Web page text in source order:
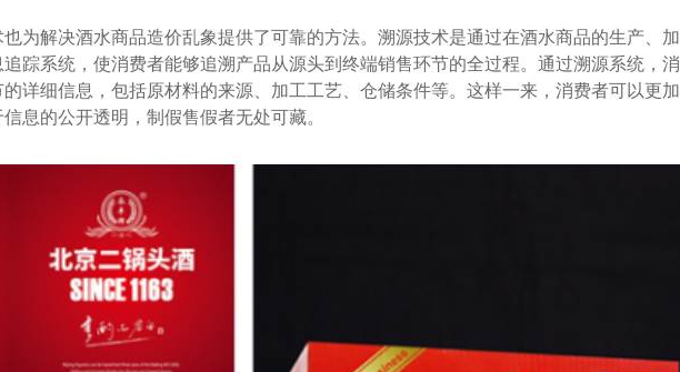
为解决酒水商品造价乱象提供了可靠的方法。溯源技术是通过在酒水商品的生产、加
踪系统，使消费者能够追溯产品从源头到终端销售环节的全过程。通过溯源系统，消
详细信息，包括原材料的来源、加工工艺、仓储条件等。这样一来，消费者可以更加
息的公开透明，制假售假者无处可藏。